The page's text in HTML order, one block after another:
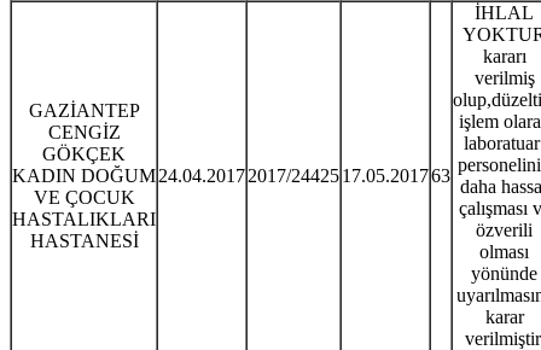
GAZİANTEP
CENGİZ
GÖKÇEK
KADIN DOĞUM
VE ÇOCUK
HASTALIKLARI
HASTANESİ
24.04.20172017/2442517.05.201763
İHLAL
kararı
verilmiş
işlem
daha
çalışması
özverili
olması
yönünde
karar